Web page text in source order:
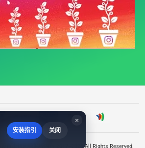
备上访问剪贴板内容 2017~2026 All Rights Reserved.
×
安装指引 关闭